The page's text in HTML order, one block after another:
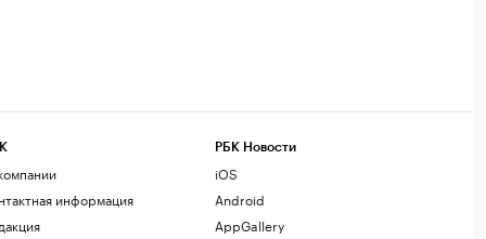
информация
РБК Новости
iOS
Android
AppGallery